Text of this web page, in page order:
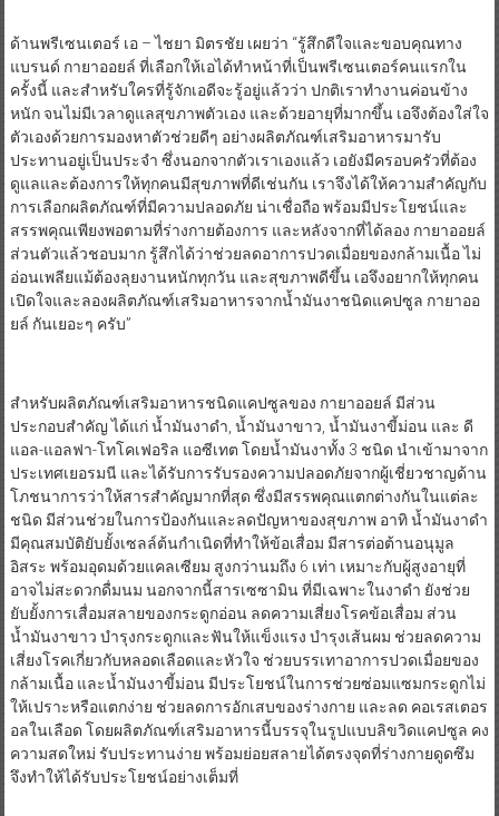
​ด้านพรีเซนเตอร์ เอ – ไชยา มิตรชัย เผยว่า “รู้สึกดีใจและขอบคุณทาง
แบรนด์ กายาออยล์ ที่เลือกให้เอได้ทำหน้าที่เป็นพรีเซนเตอร์คนแรกใน
ครั้งนี้ และสำหรับใครที่รู้จักเอดีจะรู้อยู่แล้วว่า ปกติเราทำงานค่อนข้าง
หนัก จนไม่มีเวลาดูแลสุขภาพตัวเอง และด้วยอายุที่มากขึ้น เอจึงต้องใส่ใจ
ตัวเองด้วยการมองหาตัวช่วยดีๆ อย่างผลิตภัณฑ์เสริมอาหารมารับ
ประทานอยู่เป็นประจำ ซึ่งนอกจากตัวเราเองแล้ว เอยังมีครอบครัวที่ต้อง
ดูแลและต้องการให้ทุกคนมีสุขภาพที่ดีเช่นกัน เราจึงได้ให้ความสำคัญกับ
การเลือกผลิตภัณฑ์ที่มีความปลอดภัย น่าเชื่อถือ พร้อมมีประโยชน์และ
สรรพคุณเพียงพอตามที่ร่างกายต้องการ และหลังจากที่ได้ลอง กายาออยล์
ส่วนตัวแล้วชอบมาก รู้สึกได้ว่าช่วยลดอาการปวดเมื่อยของกล้ามเนื้อ ไม่
อ่อนเพลียแม้ต้องลุยงานหนักทุกวัน และสุขภาพดีขึ้น เอจึงอยากให้ทุกคน
เปิดใจและลองผลิตภัณฑ์เสริมอาหารจากน้ำมันงาชนิดแคปซูล กายาออ
ยล์ กันเยอะๆ ครับ”
​สำหรับผลิตภัณฑ์เสริมอาหารชนิดแคปซูลของ กายาออยล์ มีส่วน
ประกอบสำคัญ ได้แก่ น้ำมันงาดำ, น้ำมันงาขาว, น้ำมันงาขี้ม่อน และ ดี
แอล-แอลฟา-โทโคเฟอริล แอซีเทต โดยน้ำมันงาทั้ง 3 ชนิด นำเข้ามาจาก
ประเทศเยอรมนี และได้รับการรับรองความปลอดภัยจากผู้เชี่ยวชาญด้าน
โภชนาการว่าให้สารสำคัญมากที่สุด ซึ่งมีสรรพคุณแตกต่างกันในแต่ละ
ชนิด มีส่วนช่วยในการป้องกันและลดปัญหาของสุขภาพ อาทิ น้ำมันงาดำ
มีคุณสมบัติยับยั้งเซลล์ต้นกำเนิดที่ทำให้ข้อเสื่อม มีสารต่อต้านอนุมูล
อิสระ พร้อมอุดมด้วยแคลเซียม สูงกว่านมถึง 6 เท่า เหมาะกับผู้สูงอายุที่
อาจไม่สะดวกดื่มนม นอกจากนี้สารเซซามิน ที่มีเฉพาะในงาดำ ยังช่วย
ยับยั้งการเสื่อมสลายของกระดูกอ่อน ลดความเสี่ยงโรคข้อเสื่อม ส่วน
น้ำมันงาขาว บำรุงกระดูกและฟันให้แข็งแรง บำรุงเส้นผม ช่วยลดความ
เสี่ยงโรคเกี่ยวกับหลอดเลือดและหัวใจ ช่วยบรรเทาอาการปวดเมื่อยของ
กล้ามเนื้อ และน้ำมันงาขี้ม่อน มีประโยชน์ในการช่วยซ่อมแซมกระดูกไม่
ให้เปราะหรือแตกง่าย ช่วยลดการอักเสบของร่างกาย และลด คอเรสเตอร
อลในเลือด โดยผลิตภัณฑ์เสริมอาหารนี้บรรจุในรูปแบบลิขวิดแคปซูล คง
ความสดใหม่ รับประทานง่าย พร้อมย่อยสลายได้ตรงจุดที่ร่างกายดูดซึม
จึงทำให้ได้รับประโยชน์อย่างเต็มที่